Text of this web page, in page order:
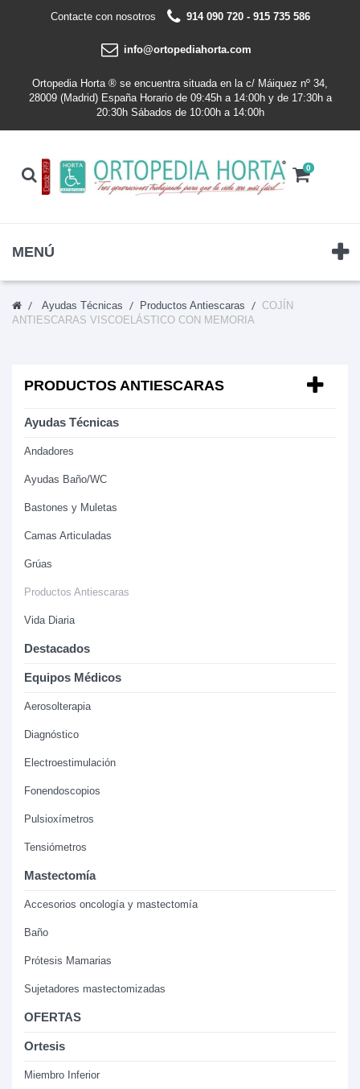
Contacte con nosotros 914 090 720 - 915 735 586
info@ortopediahorta.com
Ortopedia Horta ® se encuentra situada en la c/ Máiquez nº 34,
28009 (Madrid) España Horario de 09:45h a 14:00h y de 17:30h a
20:30h Sábados de 10:00h a 14:00h
0
MENÚ
Ayudas Técnicas Productos Antiescaras
COJÍN
ANTIESCARAS VISCOELÁSTICO CON MEMORIA
PRODUCTOS ANTIESCARAS
Ayudas Técnicas
Andadores
Ayudas Baño/WC
Bastones y Muletas
Camas Articuladas
Grúas
Productos Antiescaras
Vida Diaria
Destacados
Equipos Médicos
Aerosolterapia
Diagnóstico
Electroestimulación
Fonendoscopios
Pulsioxímetros
Tensiómetros
Mastectomía
Accesorios oncología y mastectomía
Baño
Prótesis Mamarias
Sujetadores mastectomizadas
OFERTAS
Ortesis
Miembro Inferior